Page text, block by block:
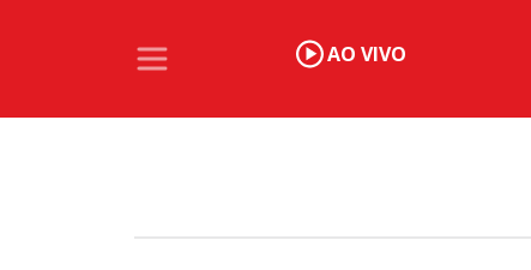
AO VIVO